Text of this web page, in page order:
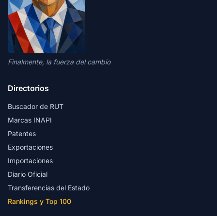
Finalmente, la fuerza del cambio
Directorios
Buscador de RUT
Marcas INAPI
Patentes
Exportaciones
Importaciones
Diario Oficial
Transferencias del Estado
Rankings y Top 100